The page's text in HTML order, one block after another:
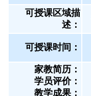
可授课区域描
述：
可授课时间：
家教简历：
学员评价：
教学成果：